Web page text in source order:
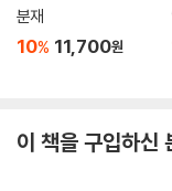
들리고 있다. 신의 죽음
몇몇 작가들은 문학의
보여주고 있다.
분재
10% 11,700원
이 책을 구입하신